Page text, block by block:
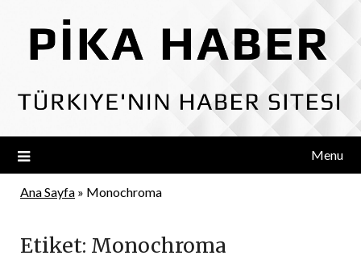
content
Menu
Ana Sayfa » Monochroma
Etiket: Monochroma